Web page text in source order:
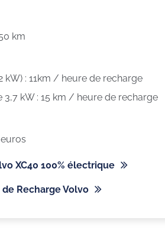
km
kW) : 11km / heure de recharge
3,7 kW : 15 km / heure de recharge
XC40 100% électrique
Recharge Volvo